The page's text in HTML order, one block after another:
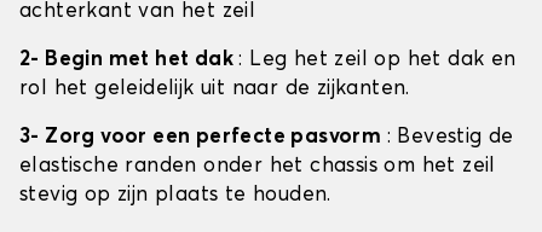
achterkant van het zeil
2- Begin met het dak: Leg het zeil op het dak en
rol het geleidelijk uit naar de zijkanten.
3- Zorg voor een perfecte pasvorm : Bevestig de
elastische randen onder het chassis om het zeil
stevig op zijn plaats te houden.